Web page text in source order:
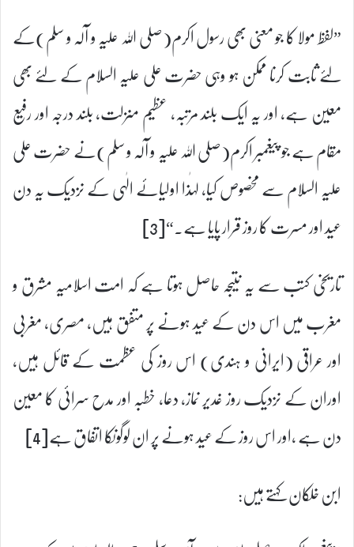
”لفظ مولا کا جو معنی بھی رسول اکرم(صلی اللہ علیہ و آلہ و سلم)کے
لئے ثابت کرنا ممکن ہو وہی حضرت علی علیہ السلام کے لئے بھی
معین ہے، اور یہ ایک بلند مرتبہ، عظیم منزلت، بلند درجہ اور رفیع
مقام ہے جو پیغمبر اکرم(صلی اللہ علیہ و آلہ و سلم)نے حضرت علی
علیہ السلام سے مخصوص کیا، لہٰذا اولیائے الٰہی کے نزدیک یہ دن
عید اور مسرت کا روز قرار پایا ہے۔“[3]
تاریخی کتب سے یہ نتیجہ حاصل ہوتا ہے کہ امت اسلامیہ مشرق و
مغرب میں اس دن کے عید ہونے پر متفق ہیں، مصری، مغربی
اور عراقی (ایرانی و ہندی) اس روز کی عظمت کے قائل ہیں،
اوران کے نزدیک روز غدیر نماز، دعا، خطبہ اور مدح سرائی کا معین
دن ہے ،اور اس روز کے عید ہونے پر ان لوگوںکا اتفاق ہے[4]
ابن خلّکان کہتے ہیں: